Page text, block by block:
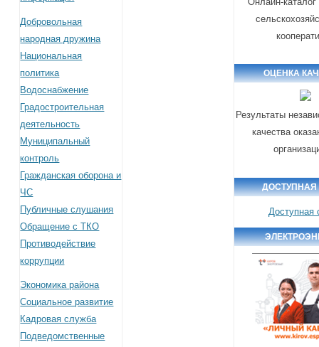
Добровольная
народная дружина
Национальная
политика
Водоснабжение
Градостроительная
деятельность
Муниципальный
контроль
Гражданская оборона и
ЧС
Публичные слушания
Обращение с ТКО
Противодействие
коррупции
Экономика района
Социальное развитие
Кадровая служба
Подведомственные
ОЦЕНКА
Результаты
качества
ДОСТУПНАЯ
Доступная